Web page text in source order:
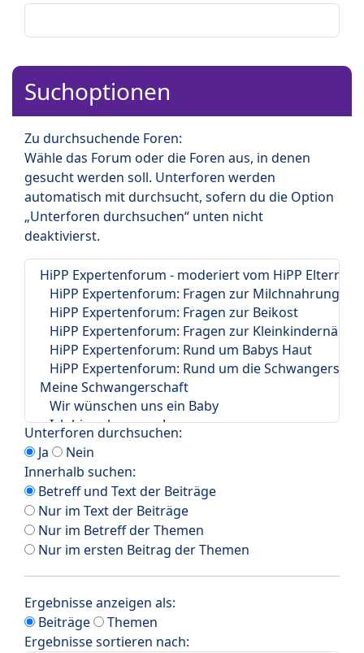
Suchoptionen
Zu durchsuchende Foren:
Wähle das Forum oder die Foren aus, in denen
gesucht werden soll. Unterforen werden
automatisch mit durchsucht, sofern du die Option
„Unterforen durchsuchen“ unten nicht
deaktivierst.
Unterforen durchsuchen:
Ja
Nein
Innerhalb suchen:
Betreff und Text der Beiträge
Nur im Text der Beiträge
Nur im Betreff der Themen
Nur im ersten Beitrag der Themen
Ergebnisse anzeigen als:
Beiträge
Themen
Ergebnisse sortieren nach: